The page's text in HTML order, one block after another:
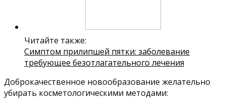
Читайте также:
Симптом прилипшей пятки: заболевание
требующее безотлагательного лечения
Доброкачественное новообразование желательно
убирать косметологическими методами: